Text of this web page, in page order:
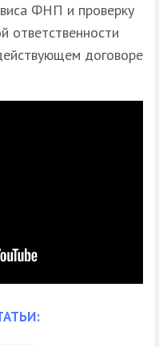
ФНП и проверку
ответственности
договоре